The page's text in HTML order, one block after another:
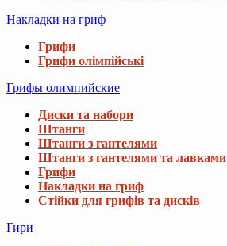
Накладки на гриф
Грифи
Грифи олімпійські
Грифы олимпийские
Диски та набори
Штанги
Штанги з гантелями
Штанги з гантелями та лавками
Грифи
Накладки на гриф
Стійки для грифів та дисків
Гири